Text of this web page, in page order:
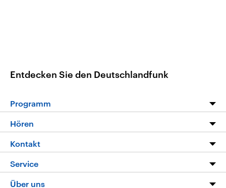
Entdecken Sie den Deutschlandfunk
Programm
Programm
Die Nachrichten
Nachrichtenleicht
Neue Beiträge auf dlf.de
Hören
Livestream
Podcasts
Kontakt
Hörerservice
Service
FAQ
Über uns